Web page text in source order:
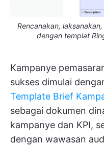
Rencanakan,
dengan templat
Kampanye
sukses dimulai
Template Brief
sebagai dokumen
kampanye dan KPI,
dengan wawasan